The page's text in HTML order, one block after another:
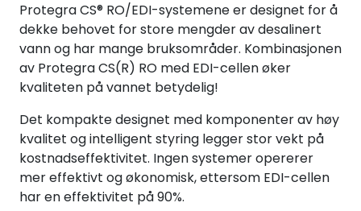
Protegra CS® RO/EDI-systemene er designet for å
dekke behovet for store mengder av desalinert
vann og har mange bruksområder. Kombinasjonen
av Protegra CS(R) RO med EDI-cellen øker
kvaliteten på vannet betydelig!
Det kompakte designet med komponenter av høy
kvalitet og intelligent styring legger stor vekt på
kostnadseffektivitet. Ingen systemer opererer
mer effektivt og økonomisk, ettersom EDI-cellen
har en effektivitet på 90%.